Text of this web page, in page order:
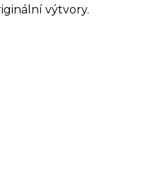
výtvory.